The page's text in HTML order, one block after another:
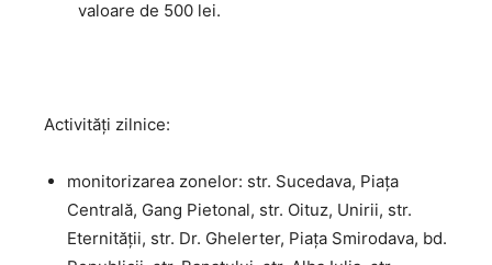
valoare de 500 lei.
Activităţi zilnice:
monitorizarea zonelor: str. Sucedava, Piața
Centrală, Gang Pietonal, str. Oituz, Unirii, str.
Eternității, str. Dr. Ghelerter, Piața Smirodava, bd.